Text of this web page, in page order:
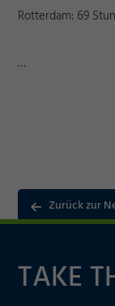
Rotterdam: 69
…
Zurück zur
TAKE